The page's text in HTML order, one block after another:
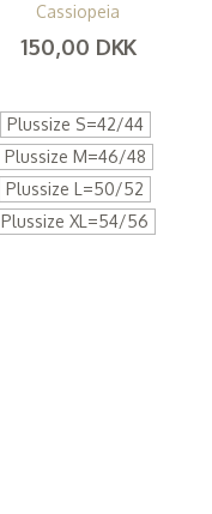
Cassiopeia
150,00 DKK
Plussize S=42/44
Plussize M=46/48
Plussize L=50/52
Plussize XL=54/56